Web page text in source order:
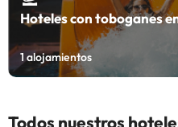
Hoteles con toboganes
1 alojamientos
Todos nuestros